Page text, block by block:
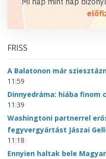
FRISS
A Balatonon már
11:59
Dinnyedráma: hiába finom
11:39
Washingtoni partnerrel
fegyvergyártást Jászai
11:18
Ennyien haltak bele